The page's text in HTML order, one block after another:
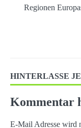
Regionen
HINTERLASSE
Kommentar
E-Mail Adresse wird